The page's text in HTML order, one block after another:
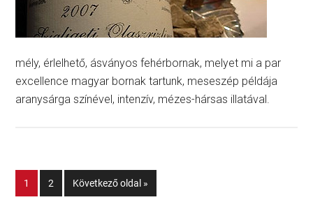
mély, érlelhető, ásványos fehérbornak, melyet mi a par
excellence magyar bornak tartunk, meseszép példája
aranysárga színével, intenzív, mézes-hársas illatával.
1 2 Következő oldal »